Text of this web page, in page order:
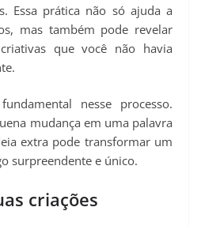
Essa prática não só ajuda a
mas também pode revelar
que você não havia
nesse processo.
mudança em uma palavra
extra pode transformar um
surpreendente e único.
criações